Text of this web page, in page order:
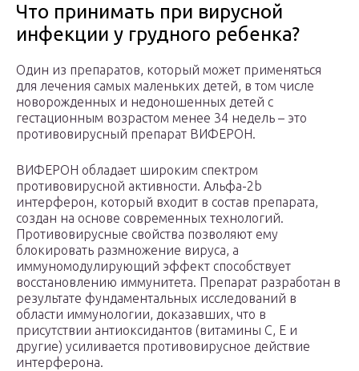
Что принимать при вирусной
инфекции у грудного ребенка?
Один из препаратов, который может применяться
для лечения самых маленьких детей, в том числе
новорожденных и недоношенных детей с
гестационным возрастом менее 34 недель – это
противовирусный препарат ВИФЕРОН.
ВИФЕРОН обладает широким спектром
противовирусной активности. Альфа-2b
интерферон, который входит в состав препарата,
создан на основе современных технологий.
Противовирусные свойства позволяют ему
блокировать размножение вируса, а
иммуномодулирующий эффект способствует
восстановлению иммунитета. Препарат разработан в
результате фундаментальных исследований в
области иммунологии, доказавших, что в
присутствии антиоксидантов (витамины С, Е и
другие) усиливается противовирусное действие
интерферона.